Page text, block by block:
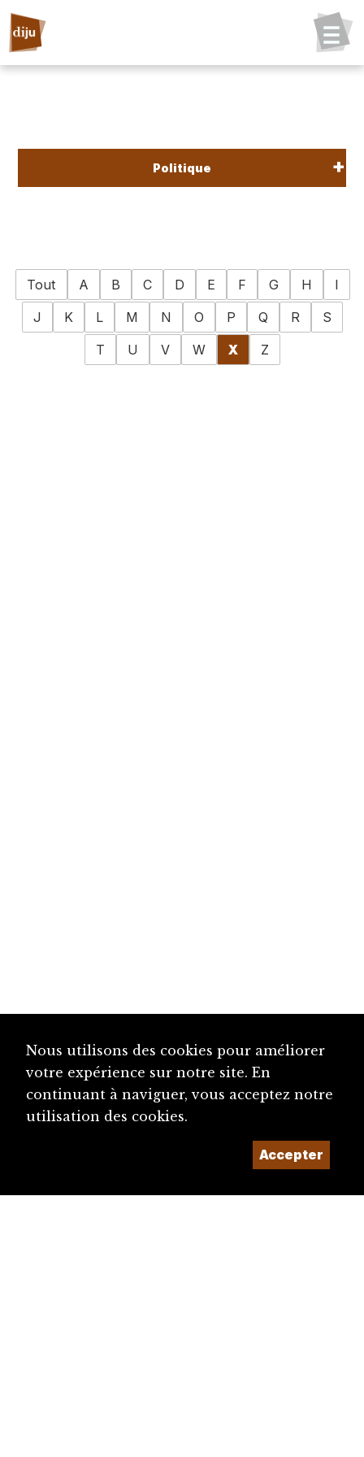
Politique
Tout A B C D E F G H
I
J
K L M N O P Q R
S
T
U V W X Z
Nous utilisons des cookies pour améliorer
votre expérience sur notre site. En
continuant à naviguer, vous acceptez notre
utilisation des cookies.
Accepter